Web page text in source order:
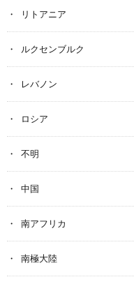
リトアニア
ルクセンブルク
レバノン
ロシア
不明
中国
南アフリカ
南極大陸